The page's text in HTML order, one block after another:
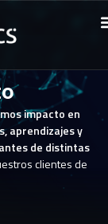
impacto en
aprendizajes y
de distintas
clientes de